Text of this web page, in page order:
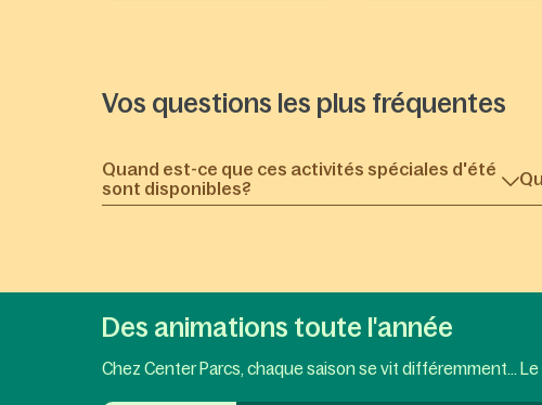
Vos questions les plus fréquentes
Quand est-ce que ces activités spéciales d'été
sont disponibles?
Des animations toute l'année
Chez Center Parcs, chaque saison se vit différemment...